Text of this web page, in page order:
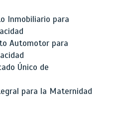
Inmobiliario para
Automotor para
Único de
para la Maternidad